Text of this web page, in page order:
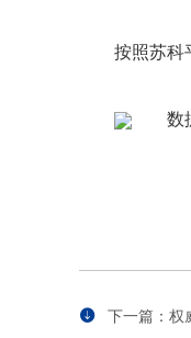
按照苏科
数
下一篇：权